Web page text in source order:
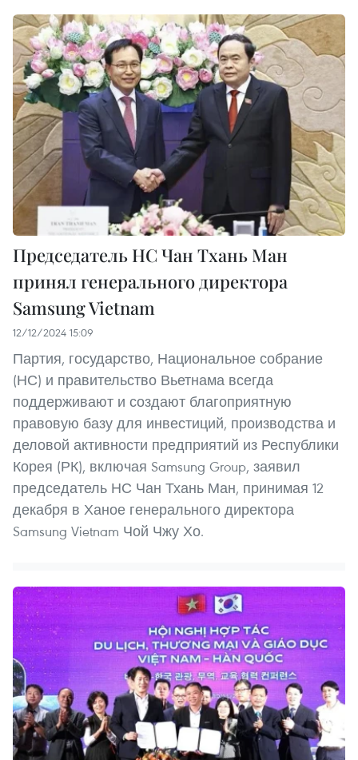
Председатель НС Чан Тхань Ман
принял генерального директора
Samsung Vietnam
12/12/2024 15:09
Партия, государство, Национальное собрание
(НС) и правительство Вьетнама всегда
поддерживают и создают благоприятную
правовую базу для инвестиций, производства и
деловой активности предприятий из Республики
Корея (РК), включая Samsung Group, заявил
председатель НС Чан Тхань Ман, принимая 12
декабря в Ханое генерального директора
Samsung Vietnam Чой Чжу Хо.